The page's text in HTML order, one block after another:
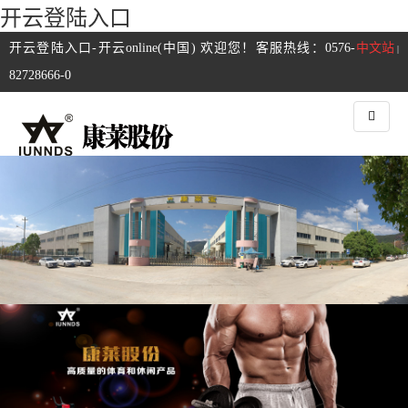
开云登陆入口
中文站 |
开云登陆入口-开云online(中国) 欢迎您！客服热线：0576-
82728666-0